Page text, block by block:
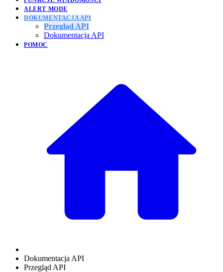
ALERT MODE
DOKUMENTACJA API
Przegląd API
Dokumentacja API
POMOC
Dokumentacja API
Przegląd API